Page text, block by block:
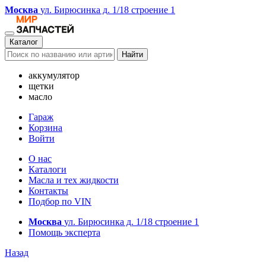
Москва ул. Бирюсинка д. 1/18 строение 1
Каталог
Найти
аккумулятор
щетки
масло
Гараж
Корзина
Войти
О нас
Каталоги
Масла и тех жидкости
Контакты
Подбор по VIN
Москва ул. Бирюсинка д. 1/18 строение 1
Помощь эксперта
Назад